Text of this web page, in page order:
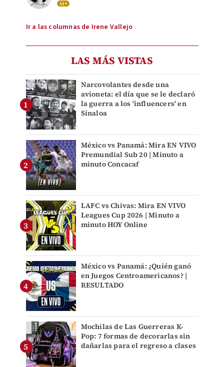
Ir a las columnas de Irene Vallejo
LAS MÁS VISTAS
Narcovolantes desde una
avioneta: el día que se le declaró
la guerra a los 'influencers' en
Sinaloa
México vs Panamá: Mira EN VIVO
Premundial Sub 20 | Minuto a
minuto Concacaf
LAFC vs Chivas: Mira EN VIVO
Leagues Cup 2026 | Minuto a
minuto HOY Online
México vs Panamá: ¿Quién ganó
en Juegos Centroamericanos? |
RESULTADO
Mochilas de Las Guerreras K-
Pop: 7 formas de decorarlas sin
dañarlas para el regreso a clases